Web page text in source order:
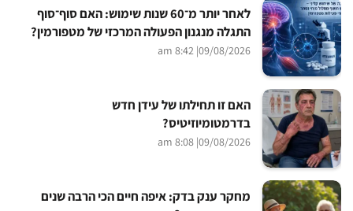
לאחר יותר מ־60 שנות שימוש: האם סוף־סוף
התגלה מנגנון הפעולה המרכזי של מטפורמין?
09/08/2026
| 8:42 am
האם זו תחילתו של עידן חדש
בדרמטומיוזיטיס?
09/08/2026
| 8:08 am
מחקר ענק בדק: איפה חיים הכי הרבה שנים